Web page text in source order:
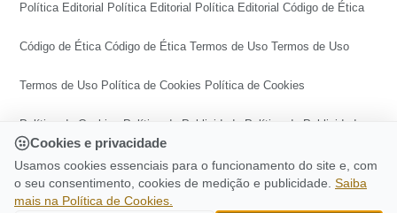
Política Editorial Política Editorial Política Editorial Código de Ética
Código de Ética Código de Ética Termos de Uso Termos de Uso
Termos de Uso Política de Cookies Política de Cookies
Política de Cookies Política de Publicidade Política de Publicidade
Política de Publicidade Central de Transparência
Central de Transparência Central de Transparência
Cookies e privacidade
Usamos cookies essenciais para o funcionamento do site e, com
o seu consentimento, cookies de medição e publicidade. Saiba
mais na Política de Cookies.
CONTINUE LENDO